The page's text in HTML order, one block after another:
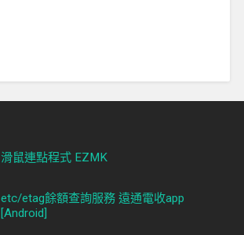
滑鼠連點程式 EZMK
etc/etag餘額查詢服務 遠通電收app
[Android]